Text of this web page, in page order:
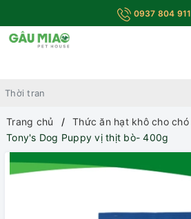
0937 804 911
Trang chủ
Thức ăn hạt khô cho chó
Tony's Dog Puppy vị thịt bò- 400g